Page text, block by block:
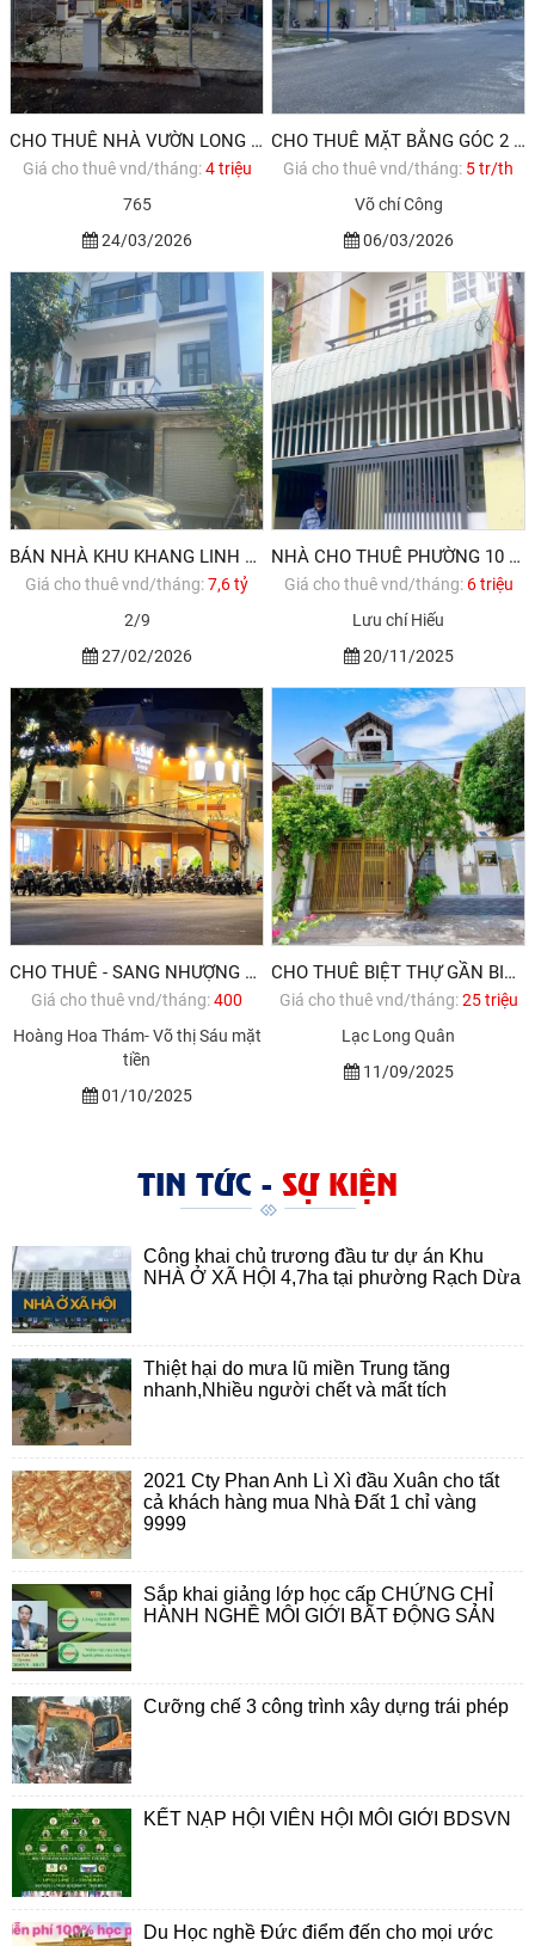
CHO THUÊ NHÀ VƯỜN LONG TÂN ĐẤT ĐỎ BRVT 12.000M2 4TR/TH
Giá cho thuê vnd/tháng:4 triệu
765
24/03/2026
CHO THUÊ MẶT BẰNG GÓC 2 MẶT TIỀN ĐƯỜNG VÕ CHÍ CÔNG
Giá cho thuê vnd/tháng: 5 tr/th
Võ chí Công
06/03/2026
BÁN NHÀ KHU KHANG LINH VŨNG TÀU 1 TRỆT 2 LẦU. SỔ ĐỎ
Giá cho thuê vnd/tháng:7,6 tỷ
2/9
27/02/2026
NHÀ CHO THUÊ PHƯỜNG 10 VŨNG TÀU
Giá cho thuê vnd/tháng: 6 triệu
Lưu chí Hiếu
20/11/2025
CHO THUÊ - SANG NHƯỢNG MẶT BẰNG KINH DOANH SIÊU ĐẸP GẦN BIỂN VŨNG TÀU
Giá cho thuê vnd/tháng:400
Hoàng Hoa Thám- Võ thị Sáu mặt
tiền
01/10/2025
CHO THUÊ BIỆT THỰ GẦN BIỂN VŨNG TÀU
Giá cho thuê vnd/tháng:25 triệu
Lạc Long Quân
11/09/2025
TIN TỨC - SỰ KIỆN
Công khai chủ trương đầu tư dự án Khu
NHÀ Ở XÃ HỘI 4,7ha tại phường Rạch Dừa
Thiệt hại do mưa lũ miền Trung tăng
nhanh,Nhiều người chết và mất tích
2021 Cty Phan Anh Lì Xì đầu Xuân cho tất
cả khách hàng mua Nhà Đất 1 chỉ vàng
9999
Sắp khai giảng lớp học cấp CHỨNG CHỈ
HÀNH NGHỀ MÔI GIỚI BẤT ĐỘNG SẢN
Cưỡng chế 3 công trình xây dựng trái phép
KẾT NẠP HỘI VIÊN HỘI MÔI GIỚI BDSVN
Du Học nghề Đức điểm đến cho mọi ước